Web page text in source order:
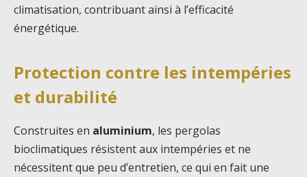
climatisation, contribuant ainsi à l’efficacité
énergétique.
Protection contre les intempéries
et durabilité
Construites en aluminium, les pergolas
bioclimatiques résistent aux intempéries et ne
nécessitent que peu d’entretien, ce qui en fait une